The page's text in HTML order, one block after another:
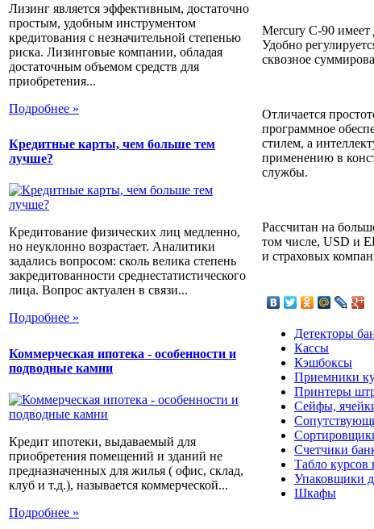
Лизинг является эффективным, достаточно
простым, удобным инструментом
кредитования с незначительной степенью
риска. Лизинговые компании, обладая
достаточным объемом средств для
приобретения...
Подробнее »
Кредитные карты, чем больше тем
лучше?
Кредитование физических лиц медленно,
но неуклонно возрастает. Аналитики
задались вопросом: сколь велика степень
закредитованности среднестатистического
лица. Вопрос актуален в связи...
Подробнее »
Коммерческая ипотека - особенности и
подводные камни
Кредит ипотеки, выдаваемый для
приобретения помещений и зданий не
предназначенных для жилья ( офис, склад,
клуб и т.д.), называется коммерческой...
Подробнее »
Mercury C-90 имеет
Удобно
сквозное
Отличается
программное
стилем, а
применению в
службы.
Рассчитан на
том числе, USD и
и страховых
Детекторы
Кассы
Кэшбоксы
Приемники
Принтеры
Сейфы,
Счетчики
Табло курсов
Упаковщики
Шкафы